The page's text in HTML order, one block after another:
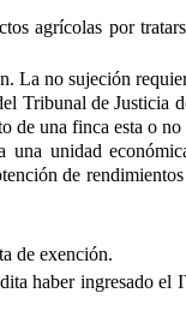
agrícolas por
La no sujeción
Tribunal de Justicia
una finca esta o
unidad
de
de exención.
haber ingresado